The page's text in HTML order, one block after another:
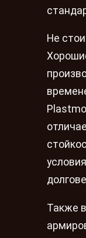
Не
Также